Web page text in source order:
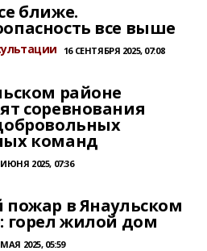
ближе.
все выше
16 СЕНТЯБРЯ 2025, 07:08
районе
соревнования
команд
2025, 07:36
пожар в Янаульском
горел жилой дом
2025, 05:59